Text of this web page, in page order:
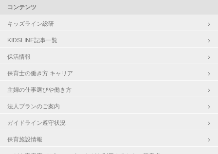
コンテンツ
キッズライン総研
KIDSLINE記事一覧
保活情報
保育士の働き方 キャリア
主婦の仕事選びや働き方
法人プランのご案内
ガイドライン遵守状況
保育施設情報